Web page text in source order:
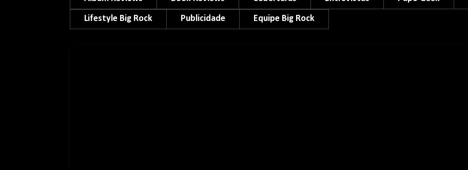
Lifestyle Big Rock Publicidade Equipe Big Rock